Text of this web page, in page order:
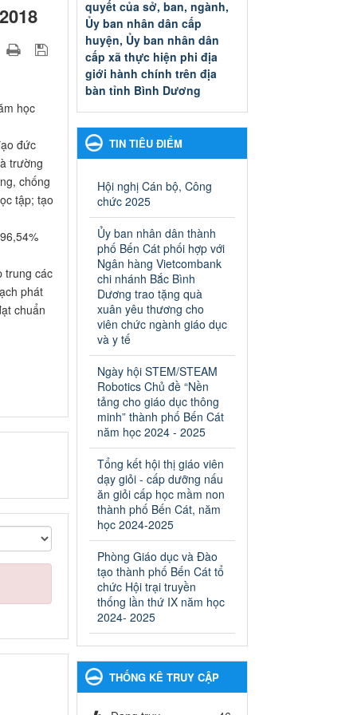
học
đức
trường
chống
tập; tạo
trung các
phát
chuẩn
quyết của sở, ban, ngành,
Ủy ban nhân dân cấp
huyện, Ủy ban nhân dân
cấp xã thực hiện phi địa
giới hành chính trên địa
bàn tỉnh Bình Dương
thẩm quyền giải quyết của sở,
ban, ngành, Ủy ban nhân dân
cấp xã thực hiện phi địa giới
hành chính trên địa bàn tỉnh
Ngày ban hành: 13/03/2025
Kế hoạch Phổ biến, giáo
dục pháp luật năm 2025 của
ngành Giáo dục và Đào tạo
thành phố Bến Cát
Kế hoạch Phổ biến, giáo dục
pháp luật năm 2025 của
ngành Giáo dục và Đào tạo
thành phố Bến Cát
Ngày ban hành: 28/02/2025
Quyết định công bố thủ tục
hành chính bị bãi bỏ trong
lĩnh vực giáo dục đào tạo
thuộc hệ giáo dục quốc
dân và cơ sở giáo dục khác
thuộc thẩm quyền giải
quyết của Sở Giáo dục và
Đào tạo, Ủy ban nhân dân
cấp huyện
Quyết định công bố thủ tục
hành chính bị bãi bỏ trong lĩnh
vực giáo dục đào tạo thuộc hệ
giáo dục quốc dân và cơ sở
giáo dục khác thuộc thẩm
quyền giải quyết của Sở Giáo
dục và Đào tạo, Ủy ban nhân
dân cấp huyện
TIN TIÊU ĐIỂM
Hội nghị Cán bộ, Công
chức 2025
Ủy ban nhân dân thành
phố Bến Cát phối hợp với
Ngân hàng Vietcombank
chi nhánh Bắc Bình
Dương trao tặng quà
xuân yêu thương cho
viên chức ngành giáo dục
và y tế
Ngày hội STEM/STEAM
Robotics Chủ đề “Nền
tảng cho giáo dục thông
minh” thành phố Bến Cát
năm học 2024 - 2025
Tổng kết hội thị giáo viên
dạy giỏi - cấp dưỡng nấu
ăn giỏi cấp học mầm non
thành phố Bến Cát, năm
học 2024-2025
Phòng Giáo dục và Đào
tạo thành phố Bến Cát tổ
chức Hội trại truyền
thống lần thứ IX năm học
2024- 2025
THỐNG KÊ TRUY CẬP